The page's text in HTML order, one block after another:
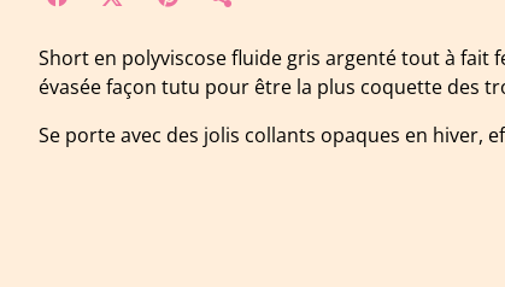
Short en polyviscose fluide gris argenté tout à fait
évasée façon tutu pour être la plus coquette des
Se porte avec des jolis collants opaques en hiver,